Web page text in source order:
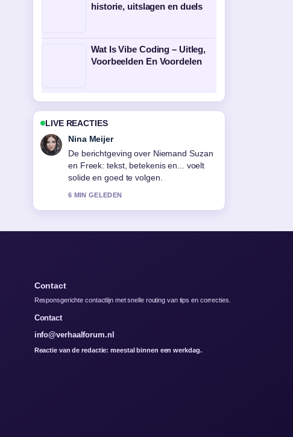
historie, uitslagen en duels
Wat Is Vibe Coding – Uitleg,
Voorbeelden En Voordelen
LIVE REACTIES
Emma de Vries
Goede verificatie rond Soft Autumn
Color Palette: Warme Kleuren voor....
Meer redacties zouden zo moeten
Contact
info@verhaalforum.nl